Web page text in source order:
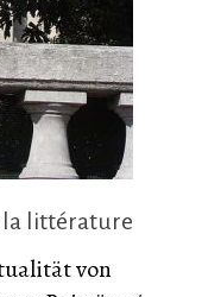
la littérature
von